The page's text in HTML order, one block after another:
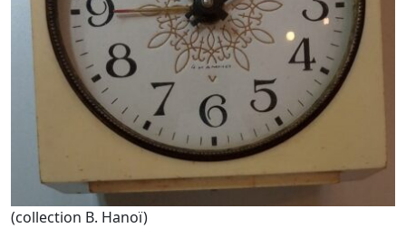
(collection B. Hanoï)